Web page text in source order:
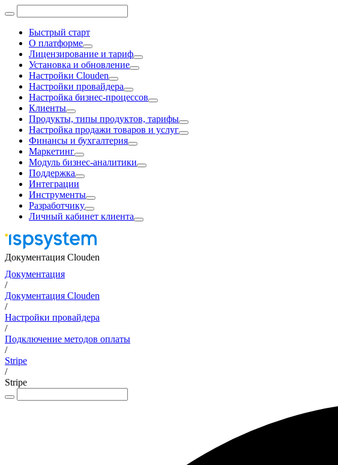
Быстрый старт
О платформе
Лицензирование и тариф
Установка и обновление
Настройки Clouden
Настройки провайдера
Настройка бизнес-процессов
Клиенты
Продукты, типы продуктов, тарифы
Настройка продажи товаров и услуг
Финансы и бухгалтерия
Маркетинг
Модуль бизнес-аналитики
Поддержка
Интеграции
Инструменты
Разработчику
Личный кабинет клиента
Документация Clouden
Документация
/
Документация Clouden
/
Настройки провайдера
/
Подключение методов оплаты
/
Stripe
/
Stripe